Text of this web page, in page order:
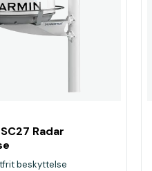
Radar
beskyttelse